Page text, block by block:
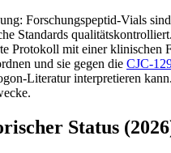
Forschungspeptid-Vials
Standards
Protokoll mit einer klinischen
und sie gegen die CJC-
Literatur interpretieren
Status